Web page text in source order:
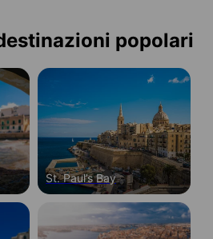
popolari
St. Paul’s Bay